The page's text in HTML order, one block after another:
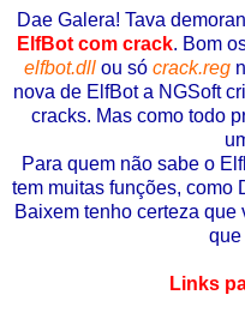
Dae Galera! Tava
ElfBot com crack. Bom
elfbot.dll ou só crack.reg
nova de ElfBot a NGSoft
cracks. Mas como todo
Para quem não sabe o
tem muitas funções, como
Baixem tenho certeza
que
Links